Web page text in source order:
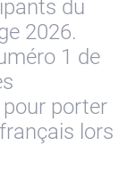
du
2026.
1 de
porter
lors